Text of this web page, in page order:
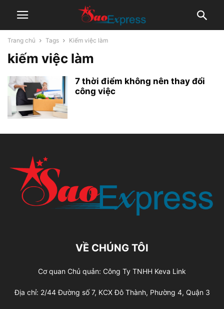
Trang chủ Tags Kiếm việc làm
kiếm việc làm
7 thời điểm không nên thay đổi
công việc
VỀ CHÚNG TÔI
Cơ quan Chủ quản: Công Ty TNHH Keva Link
Địa chỉ: 2/44 Đường số 7, KCX Đô Thành, Phường 4, Quận 3